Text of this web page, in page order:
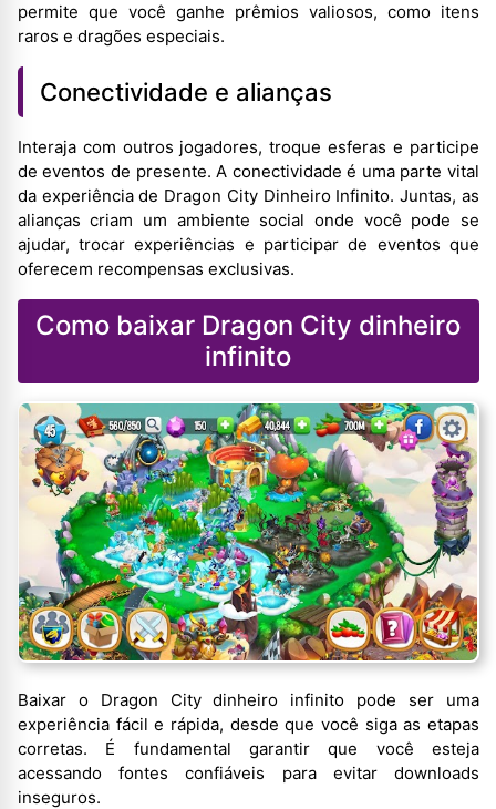
permite que você ganhe prêmios valiosos, como itens
raros e dragões especiais.
Conectividade e alianças
Interaja com outros jogadores, troque esferas e participe
de eventos de presente. A conectividade é uma parte vital
da experiência de Dragon City Dinheiro Infinito. Juntas, as
alianças criam um ambiente social onde você pode se
ajudar, trocar experiências e participar de eventos que
oferecem recompensas exclusivas.
Como baixar Dragon City dinheiro
infinito
Baixar o Dragon City dinheiro infinito pode ser uma
experiência fácil e rápida, desde que você siga as etapas
corretas. É fundamental garantir que você esteja
acessando fontes confiáveis para evitar downloads
inseguros.